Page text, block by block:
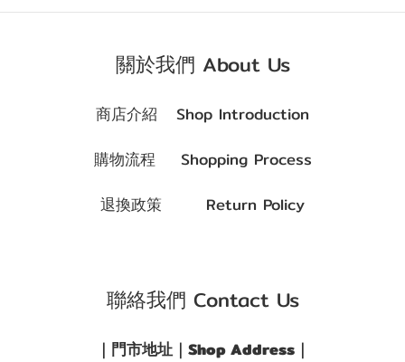
關於我們 About Us
商店介紹 Shop Introduction
購物流程 Shopping Process
退換政策 Return Policy
聯絡我們 Contact Us
｜門市地址｜Shop Address｜